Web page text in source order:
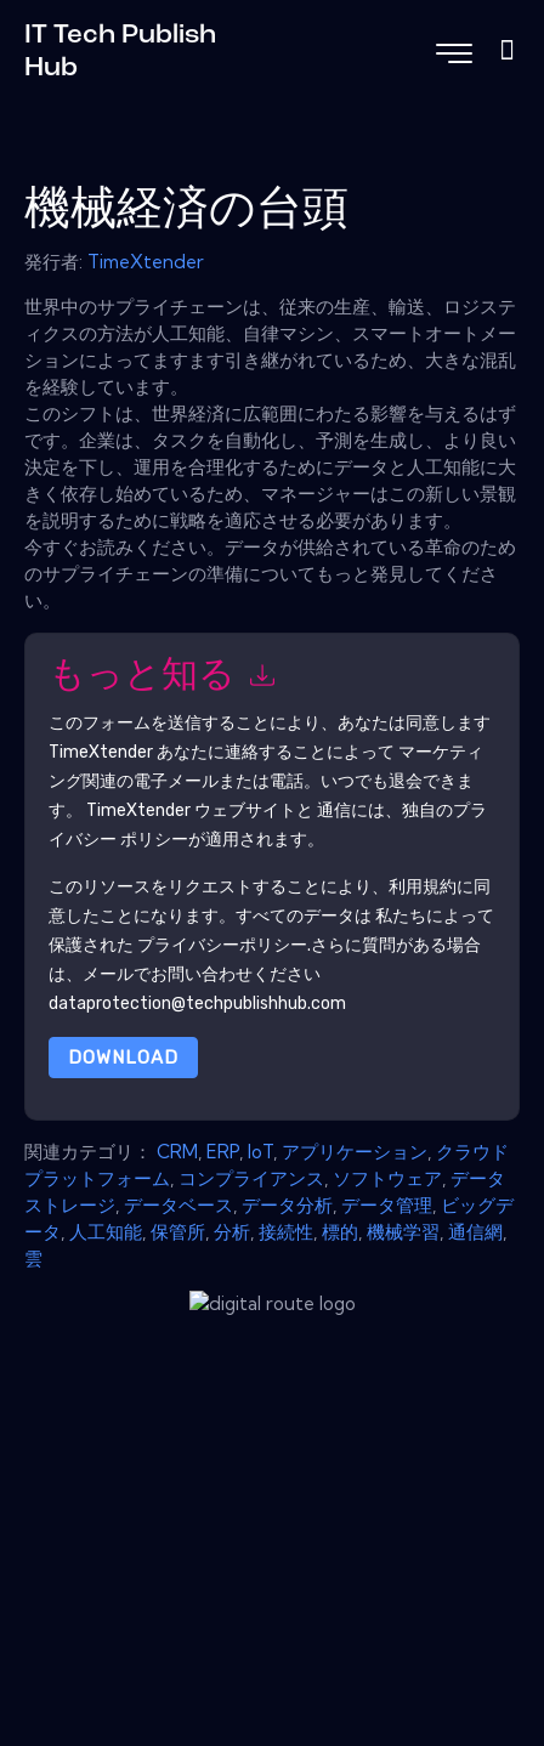
IT Tech Publish
Hub
機械経済の台頭
発行者: TimeXtender
世界中のサプライチェーンは、従来の生産、輸送、ロジステ
ィクスの方法が人工知能、自律マシン、スマートオートメー
ションによってますます引き継がれているため、大きな混乱
を経験しています。
このシフトは、世界経済に広範囲にわたる影響を与えるはず
です。企業は、タスクを自動化し、予測を生成し、より良い
決定を下し、運用を合理化するためにデータと人工知能に大
きく依存し始めているため、マネージャーはこの新しい景観
を説明するために戦略を適応させる必要があります。
今すぐお読みください。データが供給されている革命のため
のサプライチェーンの準備についてもっと発見してくださ
い。
もっと知る
このフォームを送信することにより、あなたは同意します
TimeXtenderあなたに連絡することによって マーケティ
ング関連の電子メールまたは電話。いつでも退会できま
す。 TimeXtenderウェブサイトと 通信には、独自のプラ
イバシー ポリシーが適用されます。
このリソースをリクエストすることにより、利用規約に同
意したことになります。すべてのデータは 私たちによって
保護された プライバシーポリシー.さらに質問がある場合
は、メールでお問い合わせください
dataprotection@techpublishhub.com
DOWNLOAD
関連カテゴリ： CRM ERP IoT アプリケーション クラウド
プラットフォーム コンプライアンス ソフトウェア データ
ストレージ データベース データ分析 データ管理 ビッグデ
ータ
人工知能 保管所 分析 接続性 標的 機械学習 通信網
雲